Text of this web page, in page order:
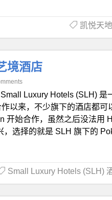
凯悦天
境酒店
Small Luxury Hotels (SLH) 是
以来，不少旗下的酒店都可
开始合作，虽然之后没法用
，选择的就是 SLH 旗下的
Small Luxury Hotels (SLH)